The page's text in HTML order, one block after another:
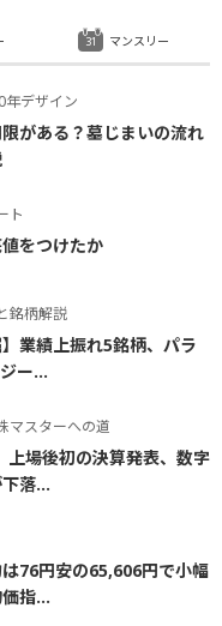
年デザイン
限がある？墓じまいの流れ
ト
をつけたか
銘柄解説
】業績上振れ5銘柄、パラ
ー...
マスターへの道
上場後初の決算発表、数字
落...
は76円安の65,606円で小幅
指...
マンスリー